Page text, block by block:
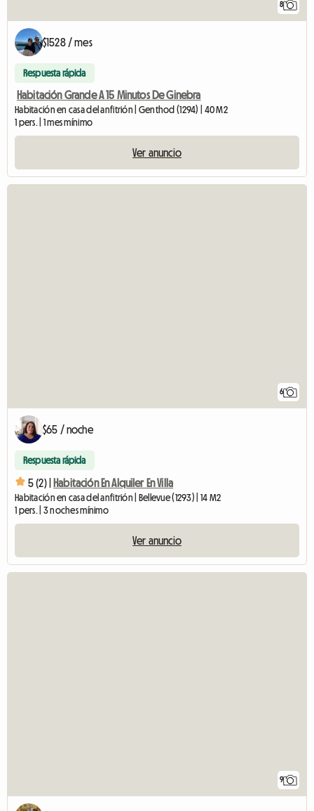
8
$1528 / mes
Respuesta rápida
Habitación Grande A 15 Minutos De Ginebra
Habitación en casa del anfitrión | Genthod (1294) | 40 M2
1 pers. | 1 mes mínimo
Ver anuncio
6
$65 / noche
Respuesta rápida
5 (2) | Habitación En Alquiler En Villa
Habitación en casa del anfitrión | Bellevue (1293) | 14 M2
1 pers. | 3 noches mínimo
Ver anuncio
9